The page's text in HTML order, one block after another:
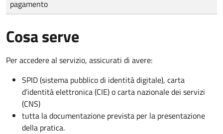
pagamento
Cosa serve
Per accedere al servizio, assicurati di avere:
SPID (sistema pubblico di identità digitale), carta
d’identità elettronica (CIE) o carta nazionale dei servizi
(CNS)
tutta la documentazione prevista per la presentazione
della pratica.